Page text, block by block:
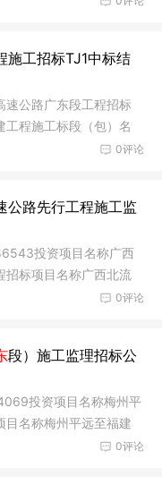
施工招标TJ1中标结
速公路广东段工程招标
程施工标段（包）名
0评论
公路先行工程施工监
投资项目名称广西
招标项目名称广西北流
0评论
段）施工监理招标公
投资项目名称梅州平
目名称梅州平远至福建
0评论